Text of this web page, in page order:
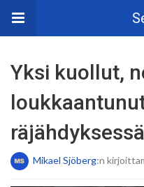
Yksi kuollut,
Mikael Sjöberg:n